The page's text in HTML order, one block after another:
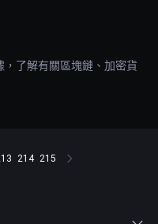
了解有關區塊鏈、加密貨
214 215